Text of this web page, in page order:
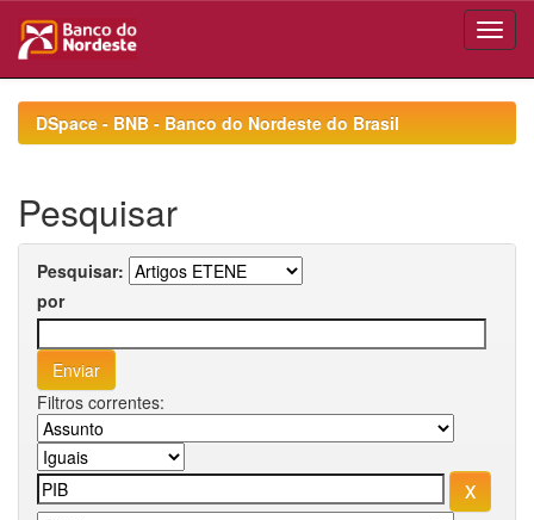
navigationDSpace - BNB - Banco do Nordeste do Brasil
Pesquisar
Pesquisar:
por
Filtros correntes: